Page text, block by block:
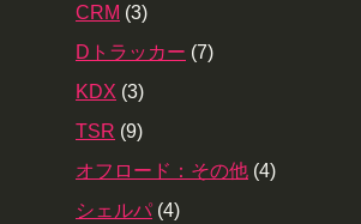
CRM (3)
Dトラッカー (7)
KDX (3)
TSR (9)
オフロード：その他 (4)
シェルパ (4)